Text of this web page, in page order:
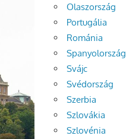
Olaszország
Portugália
Románia
Spanyolország
Svájc
Svédország
Szerbia
Szlovákia
Szlovénia